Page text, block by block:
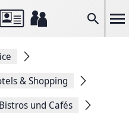
Suche
& Shopping
Bistros und Cafés